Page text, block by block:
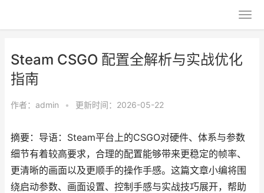
Steam CSGO 配置全解析与实战优化
指南
作者： admin • 更新时间：2026-05-22
摘要：导语：Steam平台上的CSGO对硬件、体系与参数
细节有着较高要求，合理的配置能够带来更稳定的帧率、
更清晰的画面以及更顺手的操作手感。这篇文章小编将围
绕启动参数、画面设置、控制手感与实战技巧展开，帮助